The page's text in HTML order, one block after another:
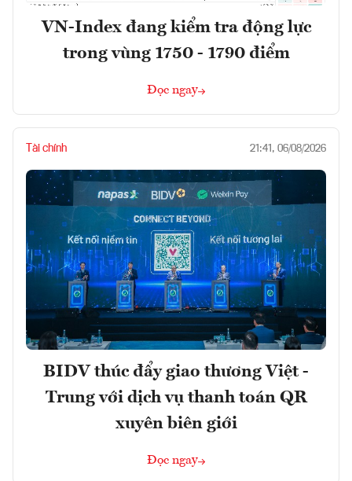
VN-Index đang kiểm tra động lực
trong vùng 1750 - 1790 điểm
Đọc ngay
Tài chính 21:41, 06/08/2026
BIDV thúc đẩy giao thương Việt -
Trung với dịch vụ thanh toán QR
xuyên biên giới
Đọc ngay